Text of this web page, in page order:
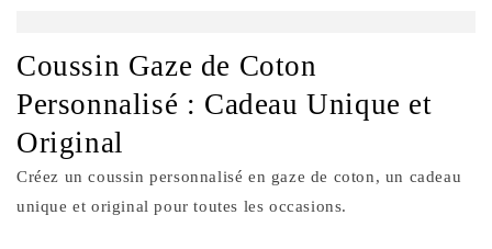
Coussin Gaze de Coton
Personnalisé : Cadeau Unique et
Original
Créez un coussin personnalisé en gaze de coton, un cadeau
unique et original pour toutes les occasions.